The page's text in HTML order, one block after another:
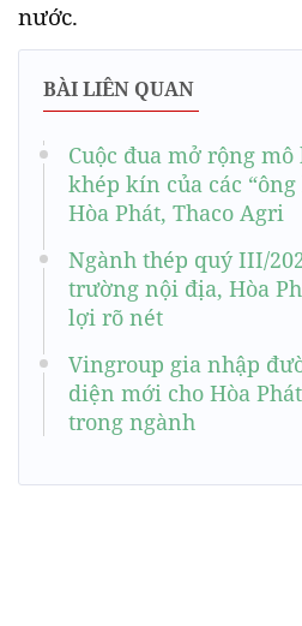
nước.
BÀI LIÊN QUAN
Cuộc đua mở rộng
khép kín của các “ông
Hòa Phát, Thaco Agri
Ngành thép quý III/
trường nội địa, Hòa
lợi rõ nét
Vingroup gia nhập
diện mới cho Hòa
trong ngành